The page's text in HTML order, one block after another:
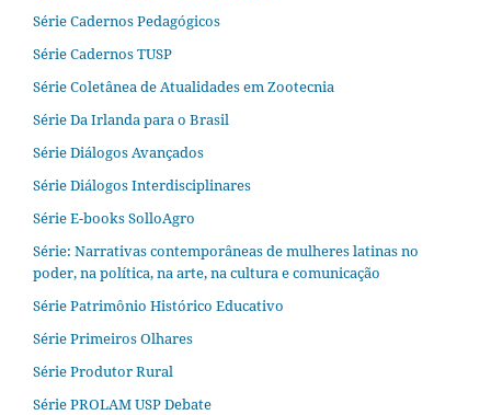
Série Cadernos Pedagógicos
Série Cadernos TUSP
Série Coletânea de Atualidades em Zootecnia
Série Da Irlanda para o Brasil
Série Diálogos Avançados
Série Diálogos Interdisciplinares
Série E-books SolloAgro
Série: Narrativas contemporâneas de mulheres latinas no
poder, na política, na arte, na cultura e comunicação
Série Patrimônio Histórico Educativo
Série Primeiros Olhares
Série Produtor Rural
Série PROLAM USP Debate